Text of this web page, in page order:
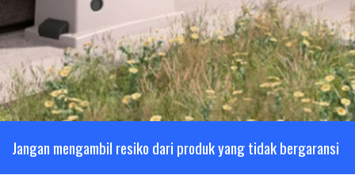
Jangan mengambil resiko dari produk yang tidak bergaransi